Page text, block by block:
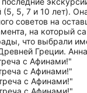
5, 7 и 10 лет).
советов на
на который
что выбрали
Греции.